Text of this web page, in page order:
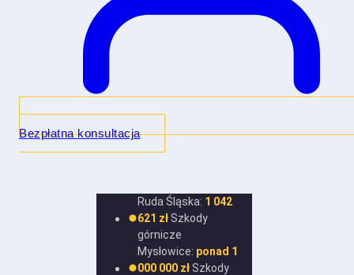
Bezpłatna konsultacja
Ruda Śląska: 1 042
621 zł Szkody
górnicze
Mysłowice: ponad 1
000 000 zł Szkody